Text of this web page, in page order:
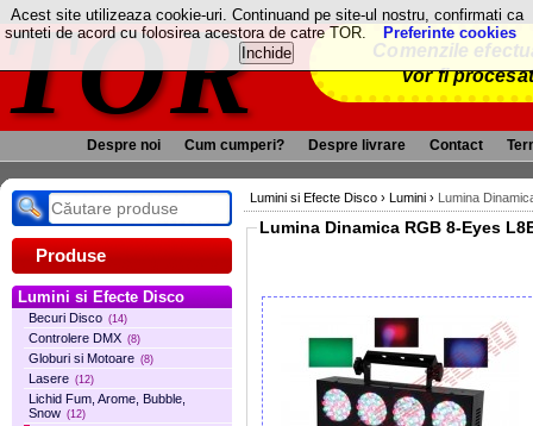
TOR
Comenzile
vor fi
Despre noi Cum cumperi? Despre livrare Contact
Produse
Lumini si Efecte Disco
Becuri Disco (14)
Controlere DMX (8)
Globuri si Motoare (8)
Lasere (12)
Lichid Fum, Arome, Bubble,
Snow (12)
Lumini si Efecte Disco › Lumini › Lumina
Lumina Dinamica RGB 8-Eyes
Acest site utilizeaza cookie-uri. Continuand pe site-ul nostru, confirmati ca
sunteti de acord cu folosirea acestora de catre TOR.
Preferinte cookies